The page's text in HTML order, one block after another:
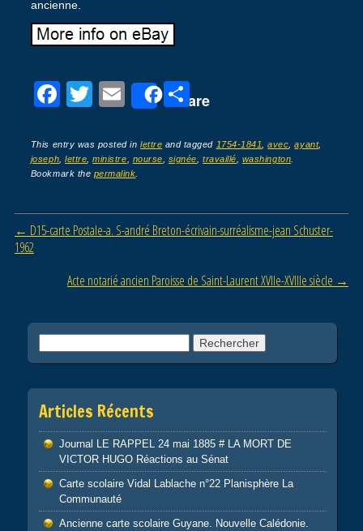
ancienne.
F
c
e
o
k
T
tt
er
E
ail
Share
P
ta
g
This entry was posted inlettre and tagged 1754-1841 ,avec ,ayant,
joseph ,lettre ,ministre nourse signée ,travaillé washington
Bookmark the permalink
Post navigation
← D15-carte Postale-a. S-andré Breton-écrivain-surréalisme-jean Schuster-
1962
Acte notarié ancien Paroisse de Saint-Laurent XVIIe-XVIIIe siècle →
Articles Récents
Journal LE RAPPEL 24 mai 1885 # LA MORT DE
VICTOR HUGO Réactions au Sénat
Carte scolaire Vidal Lablache n°22 Planisphère La
Communauté
Ancienne carte scolaire Guyane. Nouvelle Calédonie.